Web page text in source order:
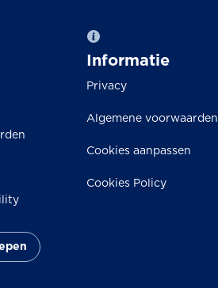
Informatie
Privacy
Algemene voorwaarden
Cookies aanpassen
Cookies Policy